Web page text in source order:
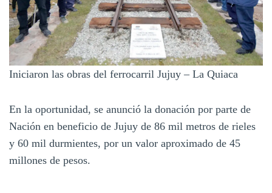
Iniciaron las obras del ferrocarril Jujuy – La Quiaca
En la oportunidad, se anunció la donación por parte de
Nación en beneficio de Jujuy de 86 mil metros de rieles
y 60 mil durmientes, por un valor aproximado de 45
millones de pesos.